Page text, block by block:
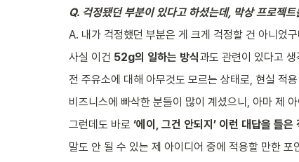
Q. 걱정됐던 부분이 있다고 하셨는데, 막상 프로젝
A. 내가 걱정했던 부분은 게 크게 걱정할 건 아니었
사실 이건 52g의 일하는 방식과도 관련이 있다고
전 주유소에 대해 아무것도 모르는 상태로, 현실 적
비즈니스에 빠삭한 분들이 많이 계셨으니, 아마 제
그런데도 바로 ‘에이, 그건 안되지’ 이런 대답을 들은
말도 안 될 수 있는 제 아이디어 중에 적용할 만한